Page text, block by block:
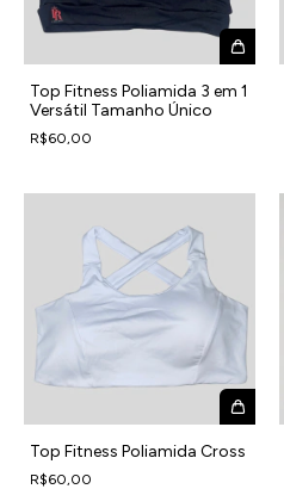
Top Fitness Poliamida 3 em 1
Versátil Tamanho Único
R$60,00
Top Fitness Poliamida Cross
R$60,00